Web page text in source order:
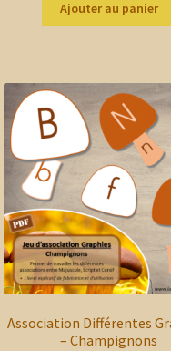
Ajouter au panier
Association Différentes
– Champignons